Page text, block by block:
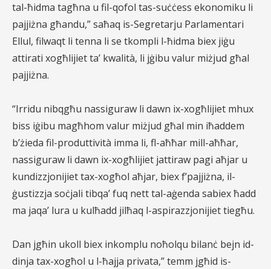
tal-ħidma tagħna u fil-qofol tas-suċċess ekonomiku li
pajjiżna għandu,” saħaq is-Segretarju Parlamentari
Ellul, filwaqt li tenna li se tkompli l-ħidma biex jiġu
attirati xogħlijiet ta’ kwalità, li jġibu valur miżjud għal
pajjiżna.
“Irridu nibqgħu nassiguraw li dawn ix-xogħlijiet mhux
biss iġibu magħhom valur miżjud għal min iħaddem
b’żieda fil-produttività imma li, fl-aħħar mill-aħħar,
nassiguraw li dawn ix-xogħlijiet jattiraw pagi aħjar u
kundizzjonijiet tax-xogħol aħjar, biex f’pajjiżna, il-
ġustizzja soċjali tibqa’ fuq nett tal-aġenda sabiex ħadd
ma jaqa’ lura u kulħadd jilħaq l-aspirazzjonijiet tiegħu.
Dan jgħin ukoll biex inkomplu noħolqu bilanċ bejn id-
dinja tax-xogħol u l-ħajja privata,” temm jgħid is-